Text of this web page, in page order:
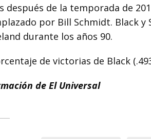
después de la temporada de
por Bill Schmidt. Black
durante los años 90.
de victorias de Black
de El Universal